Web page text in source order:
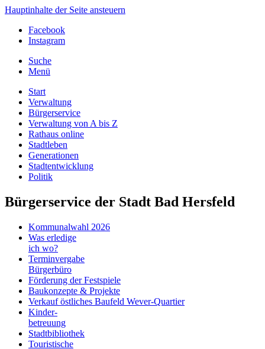
Hauptinhalte der Seite ansteuern
Facebook
Instagram
Suche
Menü
Start
Verwaltung
Bürgerservice
Verwaltung von A bis Z
Rathaus online
Stadtleben
Generationen
Stadtentwicklung
Politik
Bürgerservice der Stadt Bad Hersfeld
Kommunalwahl 2026
Was erledige
ich wo?
Terminvergabe
Bürgerbüro
Förderung der Festspiele
Baukonzepte & Projekte
Verkauf östliches Baufeld Wever-Quartier
Kinder-
betreuung
Stadtbibliothek
Touristische